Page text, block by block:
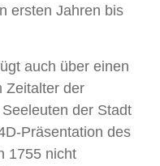
ersten Jahren bis
auch über einen
Zeitalter der
der Stadt
Präsentation des
1755 nicht